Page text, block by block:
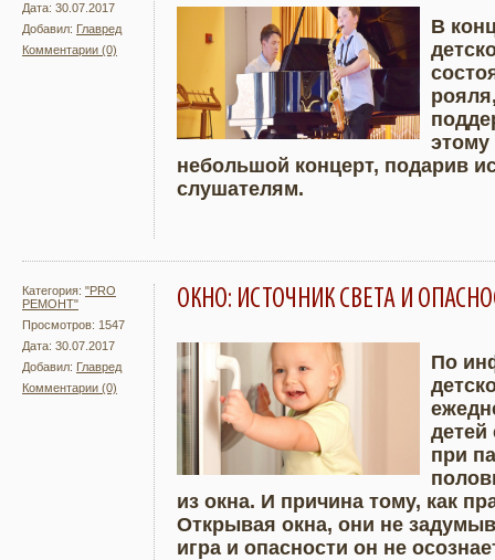
Дата: 30.07.2017
Добавил: Главред
Комментарии (0)
Подробнее
В
небольшой концерт, подарив
слушателям.
Категория: "PRO
РЕМОНТ"
Просмотров: 1547
Дата: 30.07.2017
Добавил: Главред
Комментарии (0)
ОКНО: ИСТОЧНИК СВЕТА И
Подробнее
По
при
из окна. И причина тому, как
Открывая окна, они не
игра и опасности он не